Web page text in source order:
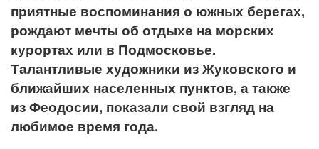
приятные воспоминания о южных берегах,
рождают мечты об отдыхе на морских
курортах или в Подмосковье.
Талантливые художники из Жуковского и
ближайших населенных пунктов, а также
из Феодосии, показали свой взгляд на
любимое время года.